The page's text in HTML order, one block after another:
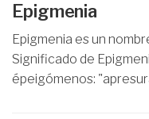
Epigmenia
Epigmenia es un
Significado de
épeigómenos: